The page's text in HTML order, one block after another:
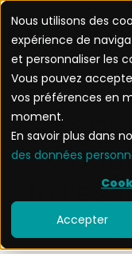
Nous utilisons des
expérience de
et personnaliser les
Vous pouvez
vos préférences en
moment.
En savoir plus dans
des données
Accepter
failles